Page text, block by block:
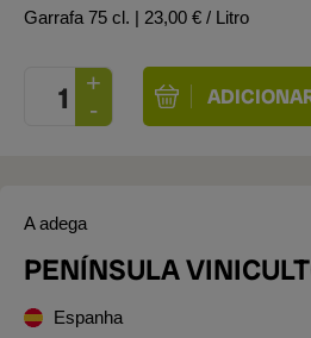
Garrafa 75 cl. | 23,00 € / Litro
A adega
PENÍNSULA
Espanha